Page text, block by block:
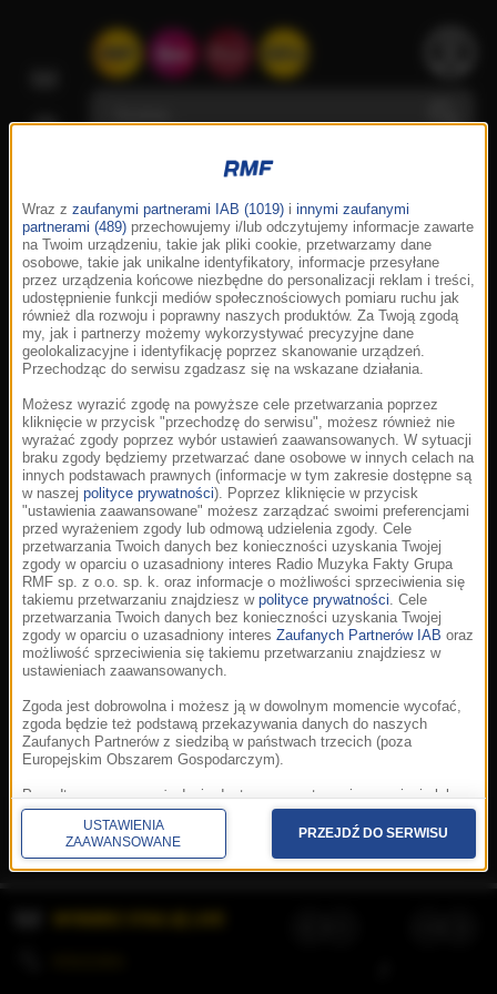
Korzystanie z portalu oznacza akceptację
Prywatność.Aplikacje.© 2026 Radio Muzyka
Fakty Grupa RMF sp. z o.o. sp. k.
Wraz z zaufanymi partnerami IAB (1019) i innymi zaufanymi
partnerami (489) przechowujemy i/lub odczytujemy informacje zawarte
na Twoim urządzeniu, takie jak pliki cookie, przetwarzamy dane
osobowe, takie jak unikalne identyfikatory, informacje przesyłane
przez urządzenia końcowe niezbędne do personalizacji reklam i treści,
udostępnienie funkcji mediów społecznościowych pomiaru ruchu jak
również dla rozwoju i poprawny naszych produktów. Za Twoją zgodą
my, jak i partnerzy możemy wykorzystywać precyzyjne dane
geolokalizacyjne i identyfikację poprzez skanowanie urządzeń.
Przechodząc do serwisu zgadzasz się na wskazane działania.
Możesz wyrazić zgodę na powyższe cele przetwarzania poprzez
kliknięcie w przycisk "przechodzę do serwisu", możesz również nie
wyrażać zgody poprzez wybór ustawień zaawansowanych. W sytuacji
braku zgody będziemy przetwarzać dane osobowe w innych celach na
innych podstawach prawnych (informacje w tym zakresie dostępne są
w naszej polityce prywatności). Poprzez kliknięcie w przycisk
"ustawienia zaawansowane" możesz zarządzać swoimi preferencjami
przed wyrażeniem zgody lub odmową udzielenia zgody. Cele
przetwarzania Twoich danych bez konieczności uzyskania Twojej
zgody w oparciu o uzasadniony interes Radio Muzyka Fakty Grupa
RMF sp. z o.o. sp. k. oraz informacje o możliwości sprzeciwienia się
takiemu przetwarzaniu znajdziesz w polityce prywatności. Cele
przetwarzania Twoich danych bez konieczności uzyskania Twojej
zgody w oparciu o uzasadniony interes Zaufanych Partnerów IAB oraz
możliwość sprzeciwienia się takiemu przetwarzaniu znajdziesz w
ustawieniach zaawansowanych.
Zgoda jest dobrowolna i możesz ją w dowolnym momencie wycofać,
zgoda będzie też podstawą przekazywania danych do naszych
Zaufanych Partnerów z siedzibą w państwach trzecich (poza
Europejskim Obszarem Gospodarczym).
Ponadto masz prawo żądania dostępu, sprostowania, usunięcia lub
ograniczenia przetwarzania danych, a także złożenia skargi do
Prezesa Urzędu Ochrony Danych Osobowych. W polityce prywatności
znajdziesz informacje jak wykonać swoje prawa. Szczegółowe
informacje na temat przetwarzania Twoich danych znajdują się w
USTAWIENIA
ZAAWANSOWANE
PRZEJDŹ DO SERWISU